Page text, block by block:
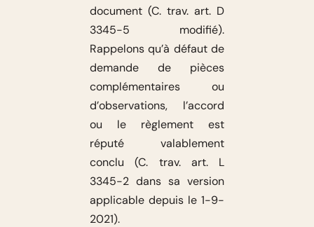
document (C. trav. art. D
3345-5 modifié).
Rappelons qu’à défaut de
demande de pièces
complémentaires ou
d’observations, l’accord
ou le règlement est
réputé valablement
conclu (C. trav. art. L
3345-2 dans sa version
applicable depuis le 1-9-
2021).